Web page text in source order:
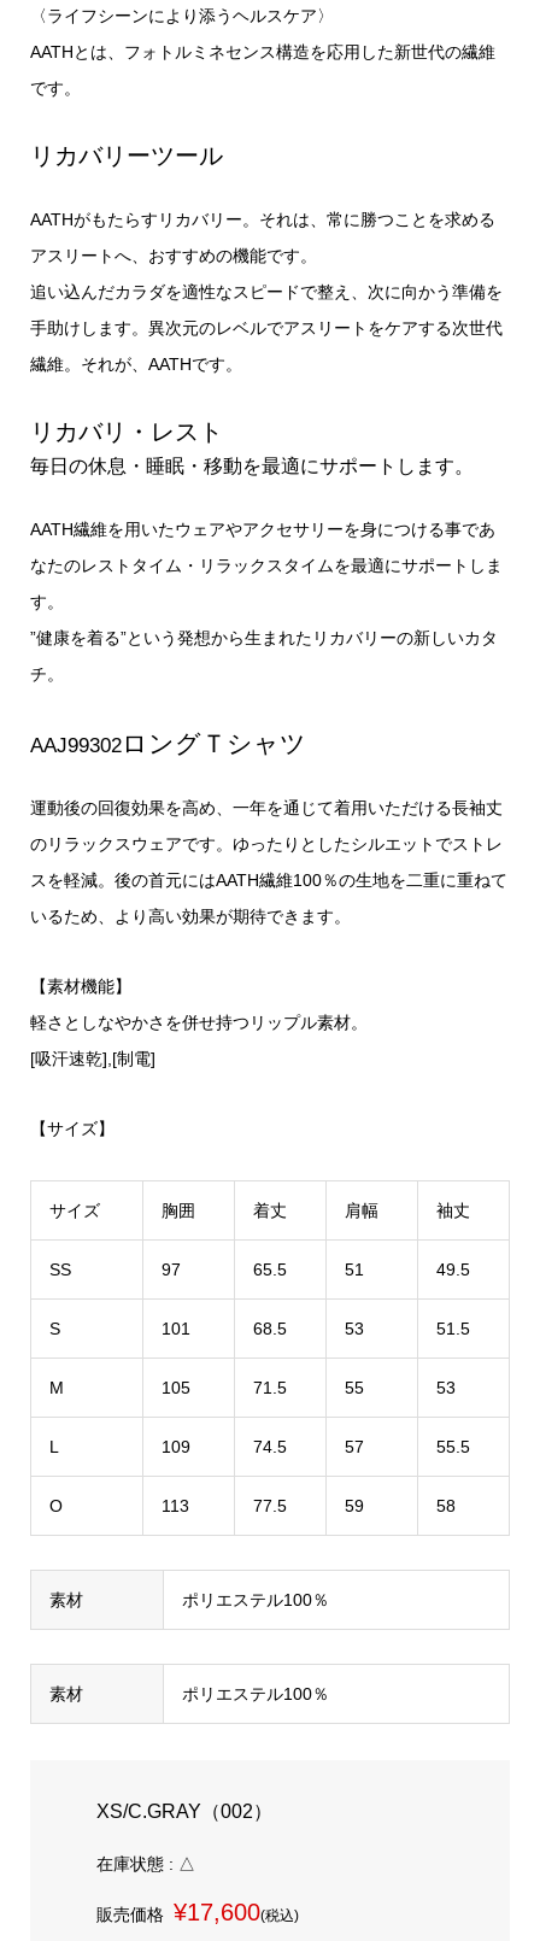
〈ライフシーンにより添うヘルスケア〉
AATHとは、フォトルミネセンス構造を応用した新世代の繊維
です。
リカバリーツール
AATHがもたらすリカバリー。それは、常に勝つことを求める
アスリートへ、おすすめの機能です。
追い込んだカラダを適性なスピードで整え、次に向かう準備を
手助けします。異次元のレベルでアスリートをケアする次世代
繊維。それが、AATHです。
リカバリ・レスト
毎日の休息・睡眠・移動を最適にサポートします。
AATH繊維を用いたウェアやアクセサリーを身につける事であ
なたのレストタイム・リラックスタイムを最適にサポートしま
す。
”健康を着る”という発想から生まれたリカバリーの新しいカタ
チ。
AAJ99302ロングＴシャツ
運動後の回復効果を高め、一年を通じて着用いただける長袖丈
のリラックスウェアです。ゆったりとしたシルエットでストレ
スを軽減。後の首元にはAATH繊維100％の生地を二重に重ねて
いるため、より高い効果が期待できます。
【素材機能】
軽さとしなやかさを併せ持つリップル素材。
[吸汗速乾],[制電]
【サイズ】
サイズ 胸囲 着丈 肩幅 袖丈
SS 97 65.5 51 49.5
S 101 68.5 53 51.5
M 105 71.5 55 53
L 109 74.5 57 55.5
O 113 77.5 59 58
素材 ポリエステル100％
素材 ポリエステル100％
XS/C.GRAY（002）
在庫状態 : △
販売価格 ¥17,600(税込)